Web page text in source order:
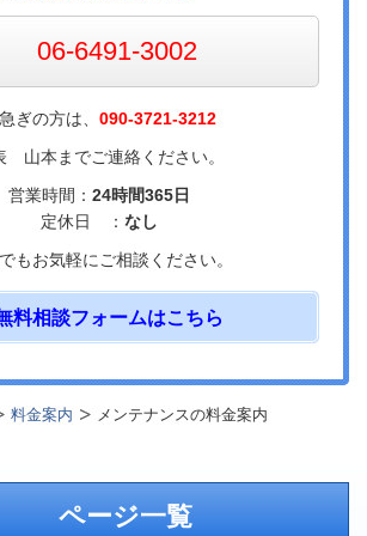
06-6491-3002
ぎの方は、 090-3721-3212
山本までご連絡ください。
営業時間： 24時間365日
定休日 ： なし
もお気軽にご相談ください。
料相談フォームはこちら
料金案内 メンテナンスの料金案内
ページ一覧